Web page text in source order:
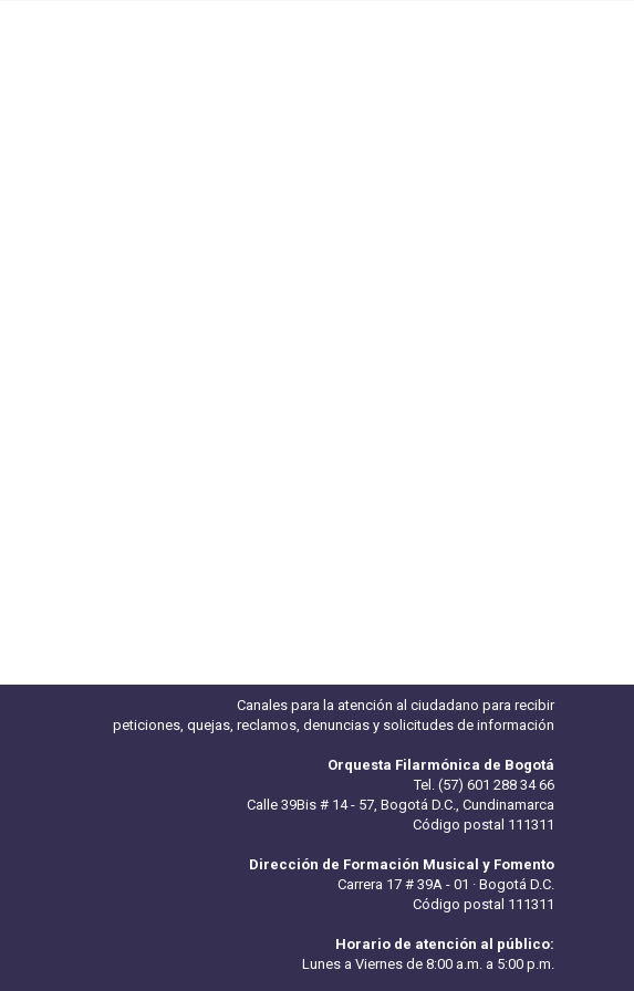
Canales para la atención al ciudadano para recibir
peticiones, quejas, reclamos, denuncias y solicitudes de información
Orquesta Filarmónica de Bogotá
Tel. (57) 601 288 34 66
Calle 39Bis # 14 - 57, Bogotá D.C., Cundinamarca
Código postal 111311
Dirección de Formación Musical y Fomento
Carrera 17 # 39A - 01 · Bogotá D.C.
Código postal 111311
Horario de atención al público:
Lunes a Viernes de 8:00 a.m. a 5:00 p.m.